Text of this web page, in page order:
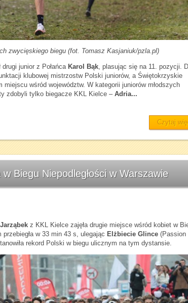
zwycięskiego biegu (fot. Tomasz Kasjaniuk/pzla.pl)
junior z Połańca Karol Bąk, plasując się na 11. pozycji.
klubowej mistrzostw Polski juniorów, a Świętokrzyskie
miejscu wśród województw. W kategorii juniorów młodszych
zdobyli tylko biegacze KKL Kielce – Adria...
Czytaj
Biegu Niepodległości w Warszawie
z KKL Kielce zajęła drugie miejsce wśród kobiet w
przebiegła w 33 min 43 s, ulegając Elżbiecie Glince (Passion
rekord Polski w biegu ulicznym na tym dystansie.